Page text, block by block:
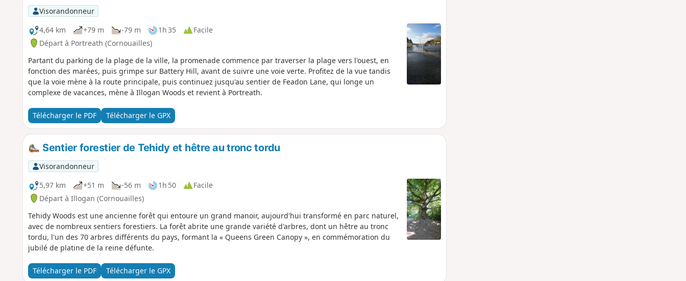
Visorandonneur
4,64 km
+79 m -79 m 1h 35
Facile
Départ à Portreath (Cornouailles)
Partant du parking de la plage de la ville, la promenade commence par traverser la plage vers l'ouest, en
fonction des marées, puis grimpe sur Battery Hill, avant de suivre une voie verte. Profitez de la vue tandis
que la voie mène à la route principale, puis continuez jusqu'au sentier de Feadon Lane, qui longe un
complexe de vacances, mène à Illogan Woods et revient à Portreath.
Télécharger le PDF Télécharger le GPX
Sentier forestier de Tehidy et hêtre au tronc tordu
Visorandonneur
5,97 km
+51 m -56 m 1h 50
Facile
Départ à Illogan (Cornouailles)
Tehidy Woods est une ancienne forêt qui entoure un grand manoir, aujourd'hui transformé en parc naturel,
avec de nombreux sentiers forestiers. La forêt abrite une grande variété d'arbres, dont un hêtre au tronc
tordu, l'un des 70 arbres différents du pays, formant la « Queens Green Canopy », en commémoration du
jubilé de platine de la reine défunte.
Télécharger le PDF Télécharger le GPX